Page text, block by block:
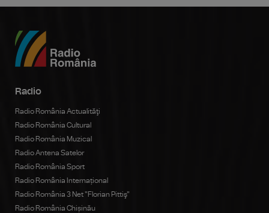
Radio
Radio România Actualităţi
Radio România Cultural
Radio România Muzical
Radio Antena Satelor
Radio România Sport
Radio România Internațional
Radio România 3 Net "Florian Pittiş"
Radio România Chișinău